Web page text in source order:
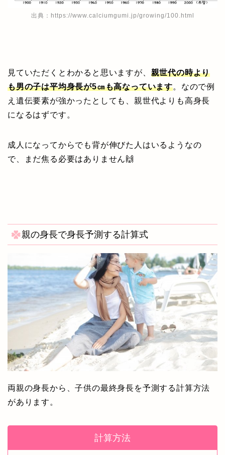
出典： https://www.calciumgumi.jp/growing/100.html
見ていただくとわかると思いますが、 親世代の時より
も男の子は平均身長が5㎝も高なっています。なので例
え遺伝要素が強かったとしても、親世代よりも高身長
になるはずです。
成人になってからでも背が伸びた人はいるようなの
で、まだ焦る必要はありません🙌
親の身長で身長予測する計算式
両親の身長から、子供の最終身長を予測する計算方法
があります。
計算方法